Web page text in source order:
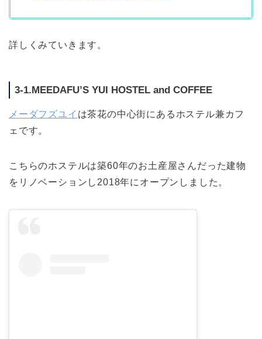
詳しくみていきます。
3-1.MEEDAFU’S YUI HOSTEL and COFFEE
メーダフズユイ は茶花の中心街にあるホステル兼カフ
ェです。
こちらのホステルは築60年のお土産屋さんだった建物
をリノベーションし2018年にオープンしました。